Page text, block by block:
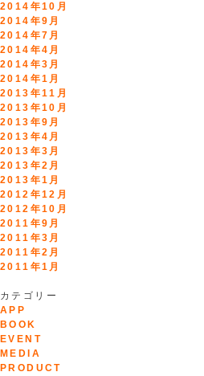
2014年10月
2014年9月
2014年7月
2014年4月
2014年3月
2014年1月
2013年11月
2013年10月
2013年9月
2013年4月
2013年3月
2013年2月
2013年1月
2012年12月
2012年10月
2011年9月
2011年3月
2011年2月
2011年1月
カテゴリー
APP
BOOK
EVENT
MEDIA
PRODUCT